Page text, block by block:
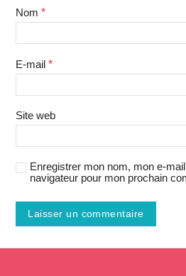
Nom *
E-mail *
Site web
Enregistrer mon nom, mon e-
navigateur pour mon prochain